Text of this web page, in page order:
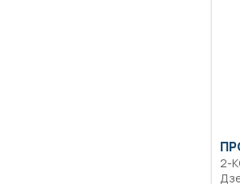
2-КОМН., г